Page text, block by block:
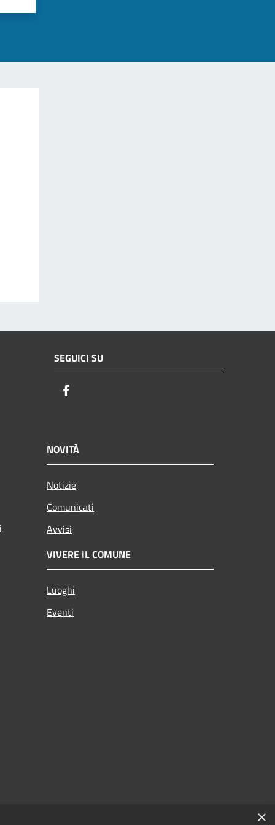
SEGUICI SU
NOVITÀ
Notizie
Comunicati
Avvisi
VIVERE IL COMUNE
Luoghi
Eventi
×